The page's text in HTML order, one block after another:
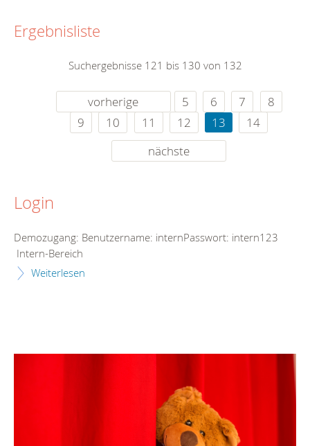
Ergebnisliste
Suchergebnisse 121 bis 130 von 132
vorherige 5 6 7
8
9
10 11 12 13
14
nächste
Login
Demozugang: Benutzername: internPasswort: intern123
Intern-Bereich
Weiterlesen